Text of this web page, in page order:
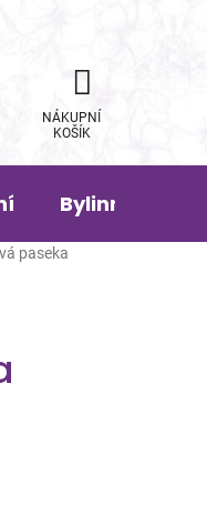
NÁKUPNÍ
KOŠÍK
Bylinná
paseka